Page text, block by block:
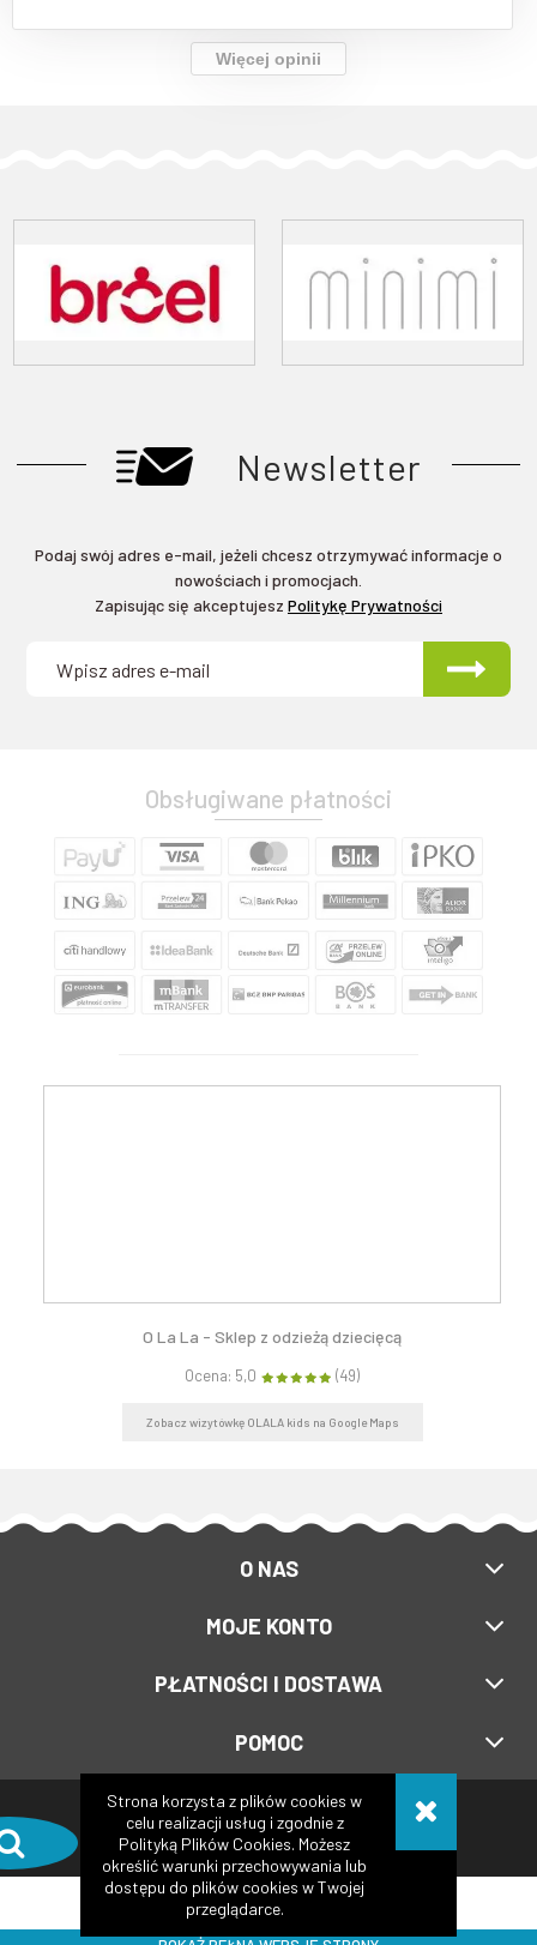
Strona korzysta z plików cookies w
celu realizacji usług i zgodnie z
Polityką Plików Cookies. Możesz
określić warunki przechowywania lub
dostępu do plików cookies w Twojej
przeglądarce.
Więcej opinii
Newsletter
Podaj swój adres e-mail, jeżeli chcesz otrzymywać informacje o
nowościach i promocjach.
Zapisując się akceptujesz Politykę Prywatności
Obsługiwane płatności
O La La - Sklep z odzieżą dziecięcą
Ocena: 5,0 (49)
Zobacz wizytówkę OLALA kids na Google Maps
O NAS
MOJE KONTO
PŁATNOŚCI I DOSTAWA
POMOC
Copyright © 2017-2024
Olalakids.pl
Realizacja:XeniaDesign.pl| Sklep internetowy: